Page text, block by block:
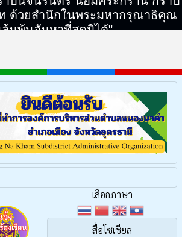
ด้วยสำนึกในพระมหากรุณาธิคุณ
ล้นพ้นอันหาที่สุดมิได้"
เลือกภาษา
สื่อโซเชียล